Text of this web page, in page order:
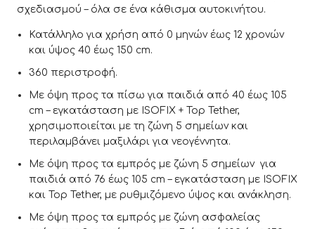
σχεδιασμού – όλα σε ένα κάθισμα αυτοκινήτου.
Κατάλληλο για χρήση από 0 μηνών έως 12 χρονών
και ύψος 40 έως 150 cm.
360 περιστροφή.
Με όψη προς τα πίσω για παιδιά από 40 έως 105
cm – εγκατάσταση με ISOFIX + Top Tether,
χρησιμοποιείται με τη ζώνη 5 σημείων και
περιλαμβάνει μαξιλάρι για νεογέννητα.
Με όψη προς τα εμπρός με ζώνη 5 σημείων για
παιδιά από 76 έως 105 cm – εγκατάσταση με ISOFIX
και Top Tether, με ρυθμιζόμενο ύψος και ανάκληση.
Με όψη προς τα εμπρός με ζώνη ασφαλείας